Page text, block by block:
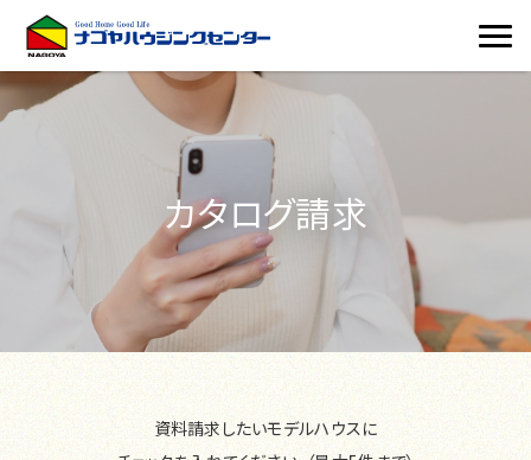
カタログ請求
資料請求したいモデルハウスに